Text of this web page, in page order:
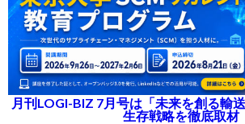
月刊LOGI-BIZ 7月号は「未来を創る輸
生存戦略を徹底取材